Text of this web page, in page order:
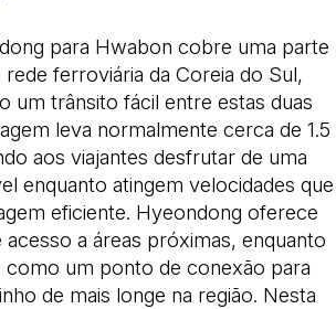
para Hwabon cobre uma parte
rede ferroviária da Coreia do Sul,
um trânsito fácil entre estas duas
leva normalmente cerca de 1.5
aos viajantes desfrutar de uma
enquanto atingem velocidades que
eficiente. Hyeondong oferece
a áreas próximas, enquanto
um ponto de conexão para
de mais longe na região. Nesta